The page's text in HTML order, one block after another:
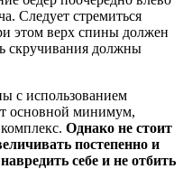
Следует стремиться
этом верх спины должен
скручивания должны
с использованием
основной минимум,
Однако не стоит
постепенно и
себе и не отбить